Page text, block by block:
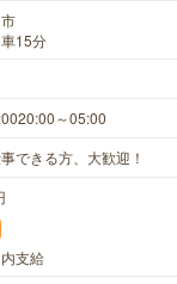
15分
～05:00
できる方、大歓迎！
支給